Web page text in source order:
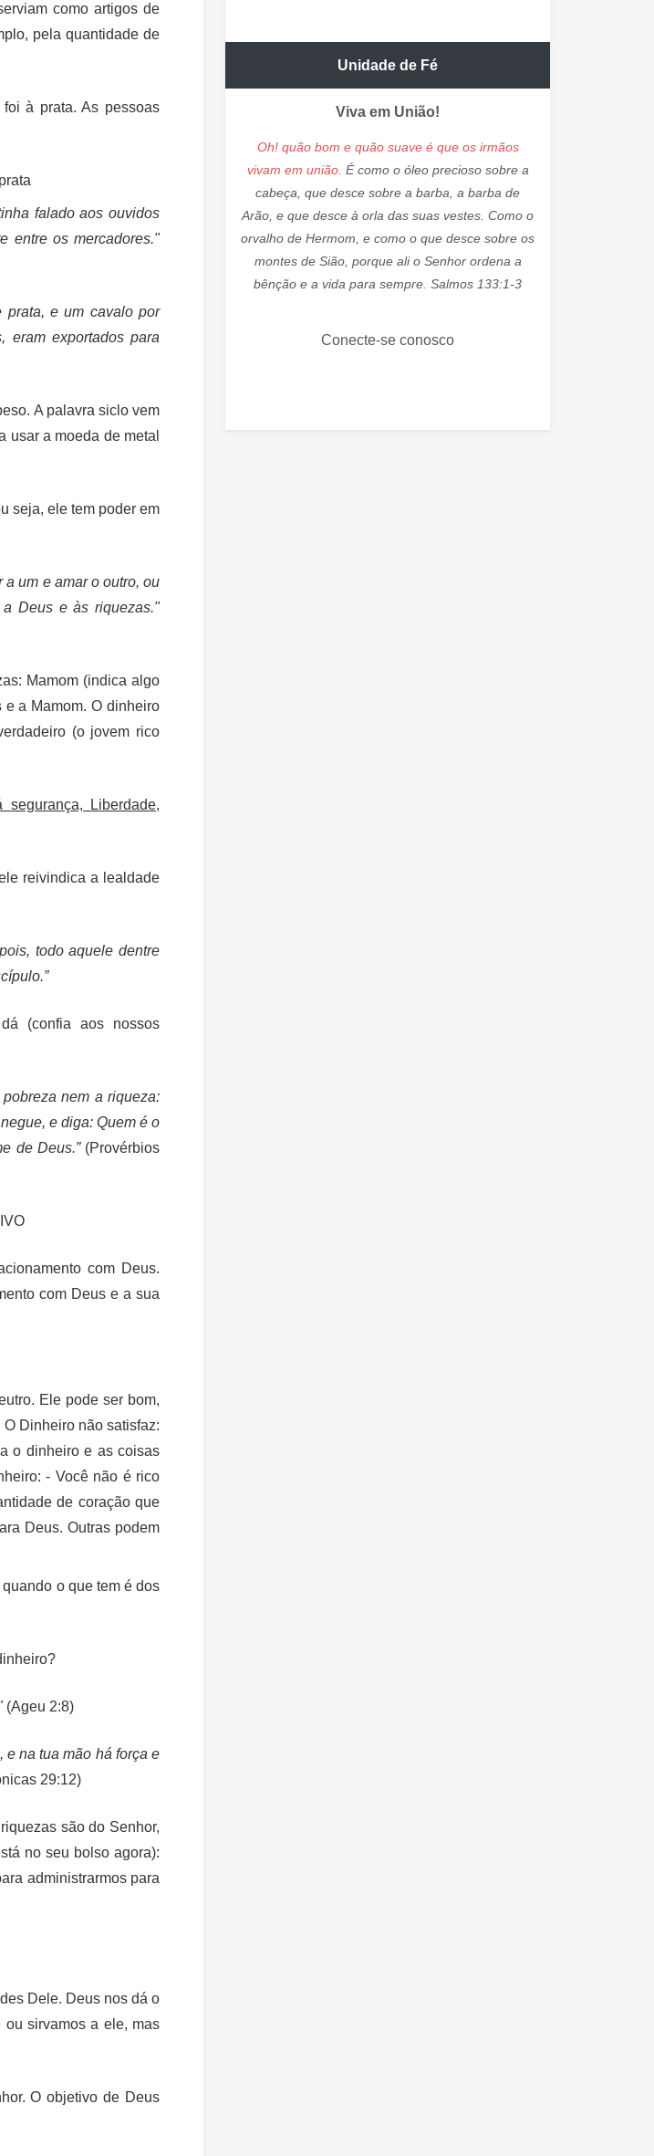
como artigos de
pela quantidade de
à prata. As pessoas
falado aos ouvidos
entre os mercadores."
prata, e um cavalo por
eram exportados para
A palavra siclo vem
usar a moeda de metal
seja, ele tem poder em
um e amar o outro, ou
Deus e às riquezas."
Mamom (indica algo
a Mamom. O dinheiro
(o jovem rico
segurança, Liberdade,
reivindica a lealdade
todo aquele dentre
(confia aos nossos
nem a riqueza:
e diga: Quem é o
de Deus.”(Provérbios
com Deus.
com Deus e a sua
Ele pode ser bom,
Dinheiro não satisfaz:
o dinheiro e as coisas
- Você não é rico
de coração que
Deus. Outras podem
o que tem é dos
dinheiro?
(Ageu 2:8)
e na tua mão há força e
29:12)
são do Senhor,
no seu bolso agora):
administrarmos para
Dele. Deus nos dá o
sirvamos a ele, mas
O objetivo de Deus
Unidade de Fé
Viva em União!
Oh! quão bom e quão suave é que os irmãos
vivam em união. É como o óleo precioso sobre a
cabeça, que desce sobre a barba, a barba de
Arão, e que desce à orla das suas vestes. Como o
orvalho de Hermom, e como o que desce sobre os
montes de Sião, porque ali o Senhor ordena a
bênção e a vida para sempre. Salmos 133:1-3
Conecte-se conosco